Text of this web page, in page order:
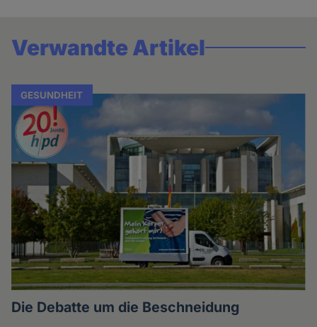
Verwandte Artikel
GESUNDHEIT
Die Debatte um die Beschneidung